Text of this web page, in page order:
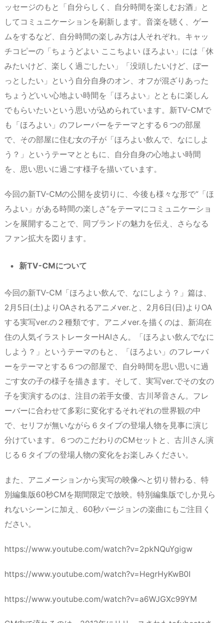
ッセージのもと「自分らしく、自分時間を楽しむお酒」と
してコミュニケーションを刷新します。音楽を聴く、ゲー
ムをするなど、自分時間の楽しみ方は人それぞれ。キャッ
チコピーの「ちょうどよい ここちよい ほろよい」には「休
みたいけど、楽しく過ごしたい」「没頭したいけど、ぼー
っとしたい」という自分自身のオン、オフが混ざりあった
ちょうどいい心地よい時間を「ほろよい」とともに楽しん
でもらいたいという思いが込められています。新TV-CMで
も「ほろよい」のフレーバーをテーマとする６つの部屋
で、その部屋に住む女の子が「ほろよい飲んで、なにしよ
う？」というテーマとともに、自分自身の心地よい時間
を、思い思いに過ごす様子を描いています。
今回の新TV-CMの公開を皮切りに、今後も様々な形で“「ほ
ろよい」がある時間の楽しさ”をテーマにコミュニケーショ
ンを展開することで、同ブランドの魅力を伝え、さらなる
ファン拡大を図ります。
新TV-CMについて
今回の新TV-CM「ほろよい飲んで、なにしよう？」篇は、
2月5日(土)よりOAされるアニメver.と、2月6日(日)よりOA
する実写ver.の２種類です。アニメver.を描くのは、新潟在
住の人気イラストレーターHAIさん。「ほろよい飲んでなに
しよう？」というテーマのもと、「ほろよい」のフレーバ
ーをテーマとする６つの部屋で、自分時間を思い思いに過
ごす女の子の様子を描きます。そして、実写ver.でその女の
子を実演するのは、注目の若手女優、古川琴音さん。フレ
ーバーに合わせて多彩に変化するそれぞれの世界観の中
で、セリフが無いながら６タイプの登場人物を見事に演じ
分けています。６つのこだわりのCMセットと、古川さん演
じる６タイプの登場人物の変化をお楽しみください。
また、アニメーションから実写の映像へと切り替わる、特
別編集版60秒CMを期間限定で放映。特別編集版でしか見ら
れないシーンに加え、60秒バージョンの楽曲にもご注目く
ださい。
https://www.youtube.com/watch?v=2pkNQuYgigw
https://www.youtube.com/watch?v=HegrHyKwB0I
https://www.youtube.com/watch?v=a6WJGXc99YM